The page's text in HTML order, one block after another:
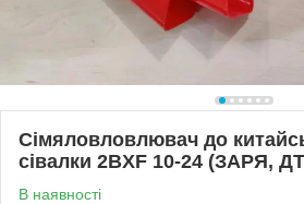
Сімяловловлювач до
сівалки 2BXF 10-24 (ЗАРЯ,
В наявності